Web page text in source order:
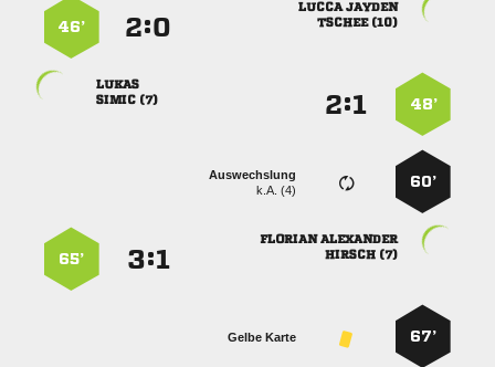
 
 
:
46’
48’
:

 
60’
Auswechslung
k.A. (4)
 
 
:
65’
67’
Gelbe Karte